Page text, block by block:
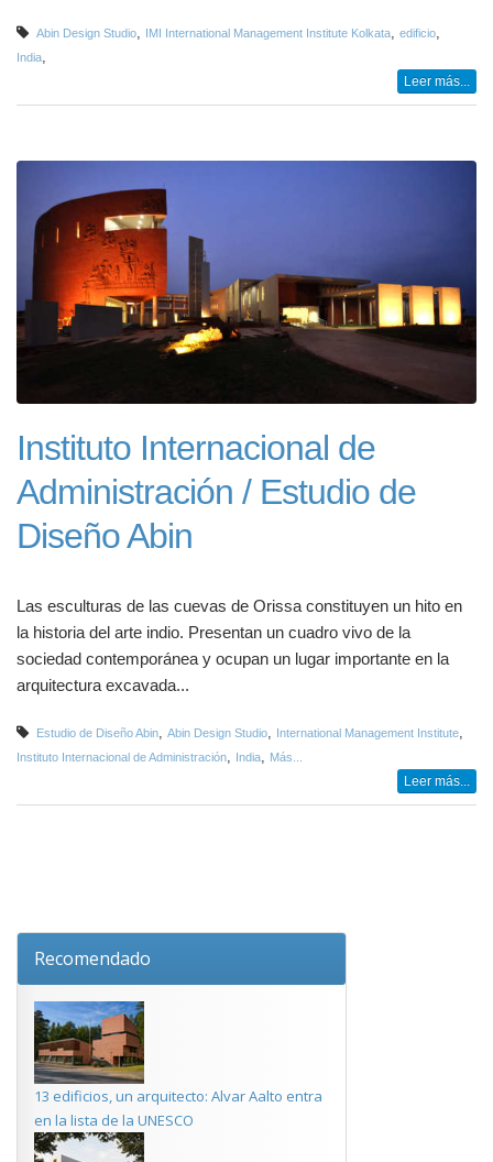
Abin Design Studio IMI International Management Institute Kolkata edificio
India
Leer más...
Instituto Internacional de
Administración / Estudio de
Diseño Abin
Las esculturas de las cuevas de Orissa constituyen un hito en
la historia del arte indio. Presentan un cuadro vivo de la
sociedad contemporánea y ocupan un lugar importante en la
arquitectura excavada...
Estudio de Diseño Abin, Abin Design Studio, International Management Institute,
Instituto Internacional de Administración, India, Más...
Leer más...
Recomendado
13 edificios, un arquitecto: Alvar Aalto entra
en la lista de la UNESCO